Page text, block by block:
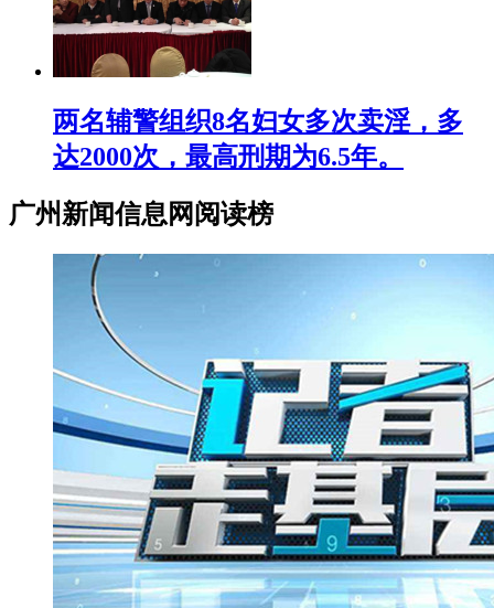
两名辅警组织8名妇女多次卖淫，多
达2000次，最高刑期为6.5年。
广州新闻信息网阅读榜